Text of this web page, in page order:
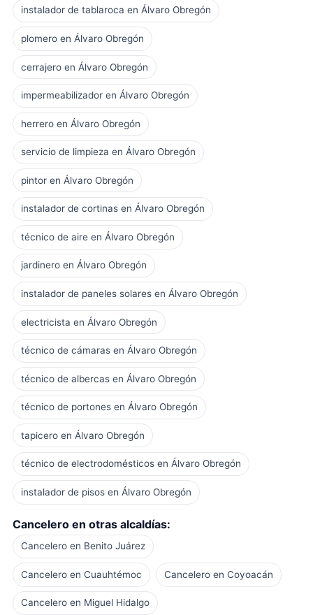
instalador de tablaroca en Álvaro Obregón
plomero en Álvaro Obregón
cerrajero en Álvaro Obregón
impermeabilizador en Álvaro Obregón
herrero en Álvaro Obregón
servicio de limpieza en Álvaro Obregón
pintor en Álvaro Obregón
instalador de cortinas en Álvaro Obregón
técnico de aire en Álvaro Obregón
jardinero en Álvaro Obregón
instalador de paneles solares en Álvaro Obregón
electricista en Álvaro Obregón
técnico de cámaras en Álvaro Obregón
técnico de albercas en Álvaro Obregón
técnico de portones en Álvaro Obregón
tapicero en Álvaro Obregón
técnico de electrodomésticos en Álvaro Obregón
instalador de pisos en Álvaro Obregón
Cancelero en otras alcaldías:
Cancelero en Benito Juárez
Cancelero en Cuauhtémoc Cancelero en Coyoacán
Cancelero en Miguel Hidalgo